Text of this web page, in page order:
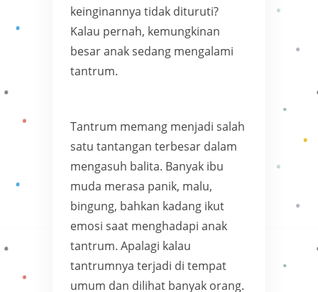
keinginannya tidak dituruti?
Kalau pernah, kemungkinan
besar anak sedang mengalami
tantrum.
Tantrum memang menjadi salah
satu tantangan terbesar dalam
mengasuh balita. Banyak ibu
muda merasa panik, malu,
bingung, bahkan kadang ikut
emosi saat menghadapi anak
tantrum. Apalagi kalau
tantrumnya terjadi di tempat
umum dan dilihat banyak orang.